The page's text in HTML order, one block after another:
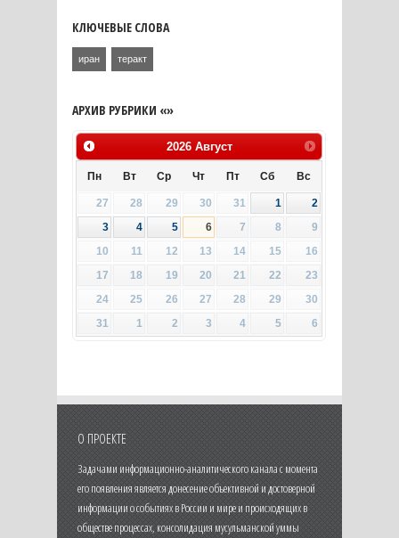
КЛЮЧЕВЫЕ СЛОВА
иран теракт
АРХИВ РУБРИКИ «»
2026 Август
Пн Вт Ср Чт Пт Сб Вс
27 28 29 30 31 1
2
3
4 5 6 7 8
9
10
11 12 13 14 15
16
17
18 19 20 21 22
23
24
25 26 27 28 29
30
31
1 2 3 4 5 6
О ПРОЕКТЕ
Задачами информационно-аналитического канала с момента
его появления является донесение объективной и достоверной
информации о событиях в России и мире и происходящих в
обществе процессах, консолидация мусульманской уммы